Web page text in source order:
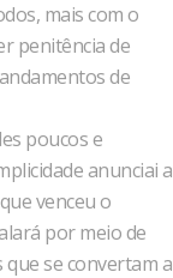
mais com o
penitência de
de
poucos e
anunciai a
venceu o
por meio de
se convertam a